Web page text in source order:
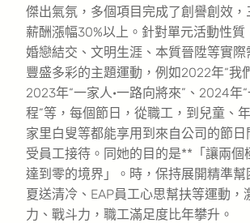
傑出氣氛，多個項目完成了創譽創效
薪酬漲幅30%以上。針對單元活動性質
婚戀結交、文明生涯、本質晉陞等實際
豐盛多彩的主題運動，例如2022年“我
2023年“一家人·一路向將來”、2024年
程”等，每個節日，從職工，到兒童、
家里白叟等都能享用到來自公司的節
受員工接待。同她的目的是**「讓兩個
達到零的境界」。時，保持展開精準幫
夏送清冷、EAP員工心思幫扶等運動，
力、戰斗力，職工滿足度比年攀升。